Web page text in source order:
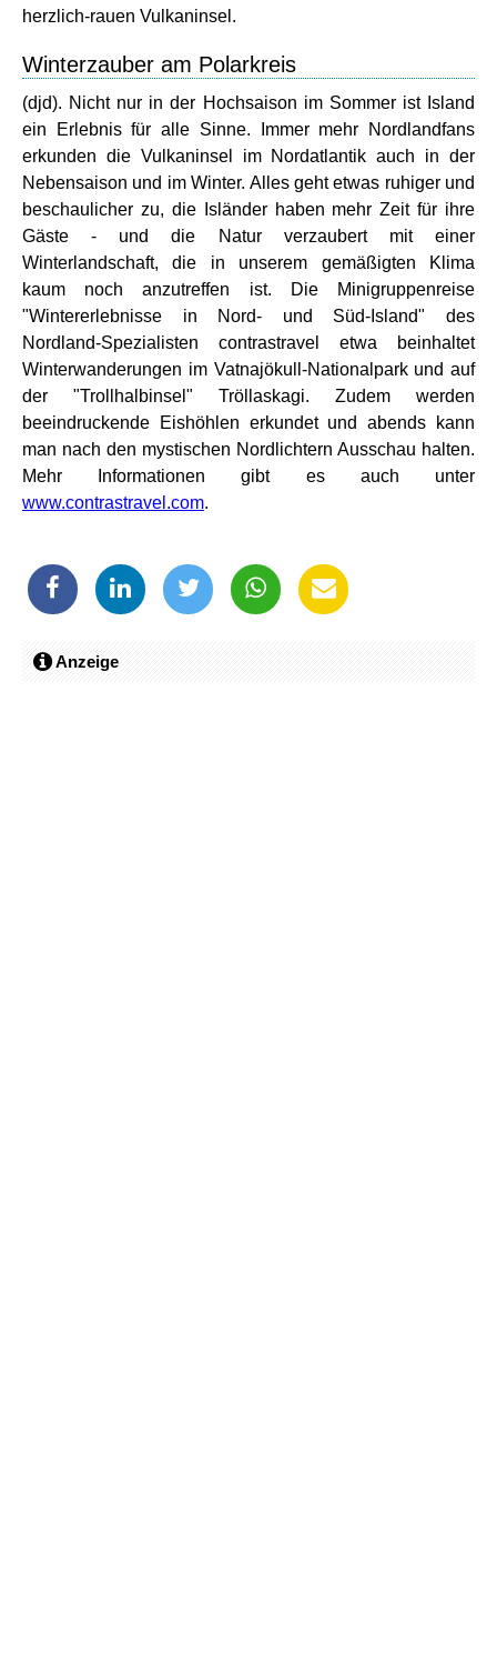
herzlich-rauen Vulkaninsel.
Winterzauber am Polarkreis
(djd). Nicht nur in der Hochsaison im Sommer ist Island
ein Erlebnis für alle Sinne. Immer mehr Nordlandfans
erkunden die Vulkaninsel im Nordatlantik auch in der
Nebensaison und im Winter. Alles geht etwas ruhiger und
beschaulicher zu, die Isländer haben mehr Zeit für ihre
Gäste - und die Natur verzaubert mit einer
Winterlandschaft, die in unserem gemäßigten Klima
kaum noch anzutreffen ist. Die Minigruppenreise
"Wintererlebnisse in Nord- und Süd-Island" des
Nordland-Spezialisten contrastravel etwa beinhaltet
Winterwanderungen im Vatnajökull-Nationalpark und auf
der "Trollhalbinsel" Tröllaskagi. Zudem werden
beeindruckende Eishöhlen erkundet und abends kann
man nach den mystischen Nordlichtern Ausschau halten.
Mehr Informationen gibt es auch unter
www.contrastravel.com.
Anzeige